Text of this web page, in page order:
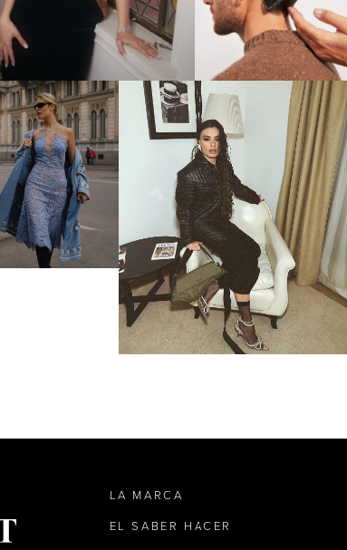
LA MARCA
EL SABER HACER